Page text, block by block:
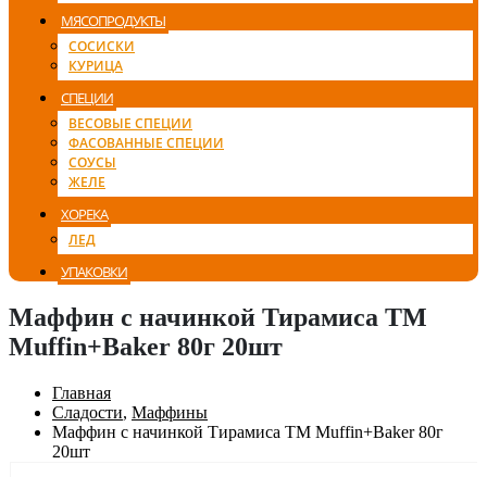
МЯСОПРОДУКТЫ
СОСИСКИ
КУРИЦА
СПЕЦИИ
ВЕСОВЫЕ СПЕЦИИ
ФАСОВАННЫЕ СПЕЦИИ
СОУСЫ
ЖЕЛЕ
ХОРЕКА
ЛЕД
УПАКОВКИ
Маффин с начинкой Тирамиса ТМ
Muffin+Baker 80г 20шт
Главная
Сладости, Маффины
Маффин с начинкой Тирамиса ТМ Muffin+Baker 80г
20шт